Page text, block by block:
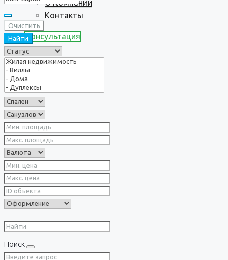
О Компании
Контакты
Консультация
Очистить
Найти
Поиск